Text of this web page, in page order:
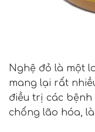
Nghệ đỏ là một
mang lại rất
điều trị các bệnh
chống lão hóa,